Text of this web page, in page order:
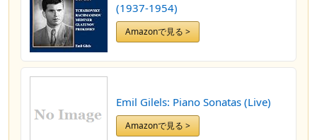
(1937-1954)
Amazonで見る >
Emil Gilels: Piano Sonatas (Live)
Amazonで見る >